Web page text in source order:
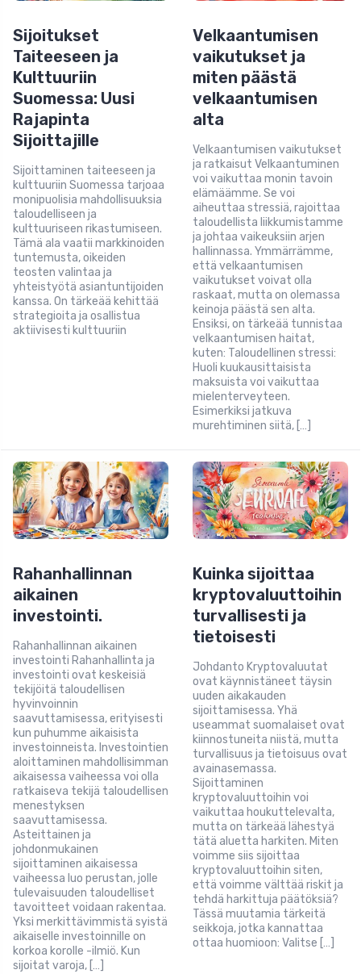
Sijoitukset
Taiteeseen ja
Kulttuuriin
Suomessa: Uusi
Rajapinta
Sijoittajille
Sijoittaminen taiteeseen ja
kulttuuriin Suomessa tarjoaa
monipuolisia mahdollisuuksia
taloudelliseen ja
kulttuuriseen rikastumiseen.
Tämä ala vaatii markkinoiden
tuntemusta, oikeiden
teosten valintaa ja
yhteistyötä asiantuntijoiden
kanssa. On tärkeää kehittää
strategioita ja osallistua
aktiivisesti kulttuuriin
Velkaantumisen
vaikutukset ja
miten päästä
velkaantumisen
alta
Velkaantumisen vaikutukset
ja ratkaisut Velkaantuminen
voi vaikuttaa monin tavoin
elämäämme. Se voi
aiheuttaa stressiä, rajoittaa
taloudellista liikkumistamme
ja johtaa vaikeuksiin arjen
hallinnassa. Ymmärrämme,
että velkaantumisen
vaikutukset voivat olla
raskaat, mutta on olemassa
keinoja päästä sen alta.
Ensiksi, on tärkeää tunnistaa
velkaantumisen haitat,
kuten: Taloudellinen stressi:
Huoli kuukausittaisista
maksuista voi vaikuttaa
mielenterveyteen.
Esimerkiksi jatkuva
murehtiminen siitä, […]
Rahanhallinnan
aikainen
investointi.
Rahanhallinnan aikainen
investointi Rahanhallinta ja
investointi ovat keskeisiä
tekijöitä taloudellisen
hyvinvoinnin
saavuttamisessa, erityisesti
kun puhumme aikaisista
investoinneista. Investointien
aloittaminen mahdollisimman
aikaisessa vaiheessa voi olla
ratkaiseva tekijä taloudellisen
menestyksen
saavuttamisessa.
Asteittainen ja
johdonmukainen
sijoittaminen aikaisessa
vaiheessa luo perustan, jolle
tulevaisuuden taloudelliset
tavoitteet voidaan rakentaa.
Yksi merkittävimmistä syistä
aikaiselle investoinnille on
korkoa korolle -ilmiö. Kun
sijoitat varoja, […]
Kuinka sijoittaa
kryptovaluuttoihin
turvallisesti ja
tietoisesti
Johdanto Kryptovaluutat
ovat käynnistäneet täysin
uuden aikakauden
sijoittamisessa. Yhä
useammat suomalaiset ovat
kiinnostuneita niistä, mutta
turvallisuus ja tietoisuus ovat
avainasemassa.
Sijoittaminen
kryptovaluuttoihin voi
vaikuttaa houkuttelevalta,
mutta on tärkeää lähestyä
tätä aluetta harkiten. Miten
voimme siis sijoittaa
kryptovaluuttoihin siten,
että voimme välttää riskit ja
tehdä harkittuja päätöksiä?
Tässä muutamia tärkeitä
seikkoja, jotka kannattaa
ottaa huomioon: Valitse […]